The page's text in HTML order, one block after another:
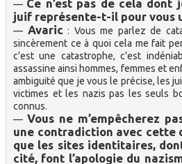
— Ce n’est pas de cela dont
juif représente-t-il pour vous
— Avaric : Vous me parlez de
sincèrement ce à quoi cela me fait
c’est une catastrophe, c’est
assassine ainsi hommes, femmes et
ambiguité que je vous le précise, les
victimes et les nazis pas les seuls
connus.
—Vous ne m’empêcherez
une contradiction avec
que les sites identitaires,
cité, font l’apologie du